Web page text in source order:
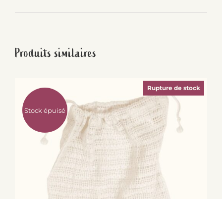
Produits similaires
Stock épuisé
Rupture de stock